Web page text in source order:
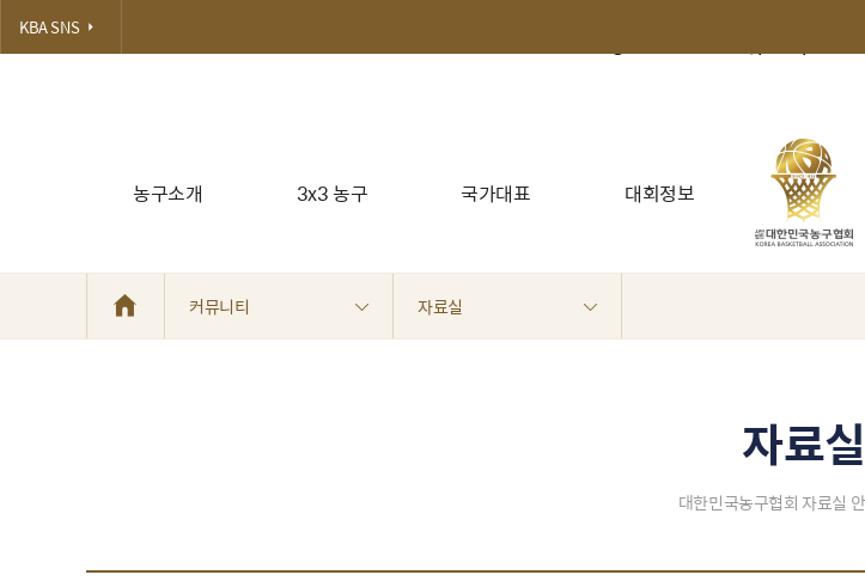
select a.idx, title, notice_yn, category, read_num, attach1_file_nm, attach1_file_server_nm, reg_id,
c where c.board_idx = a.idx) as file_cnt from board a, admin b where a.reg_id = b.id and type = 'pds'
농구소개 3x3 농구 국가대표 대회정보
KBA SNS
커뮤니티 자료실
자료실
대한민국농구협회 자료실